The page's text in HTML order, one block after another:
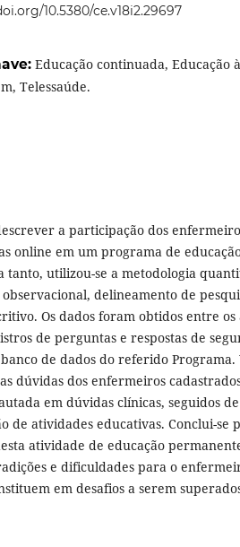
10.5380/ce.v18i2.29697
Educação continuada, Educação
Telessaúde.
a participação dos
online em um programa de
tanto, utilizou-se a metodologia
delineamento de
Os dados foram obtidos entre os
de perguntas e respostas de
de dados do referido Programa.
dúvidas dos enfermeiros
em dúvidas clínicas, seguidos
de atividades educativas. Conclui-se
atividade de educação
e dificuldades para o
em desafios a serem